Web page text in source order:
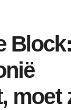
moet